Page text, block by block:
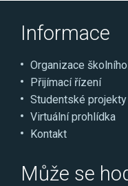
Informace
Organizace
Přijímací řízení
Studentské projekty
Virtuální prohlídka
Kontakt
Může se